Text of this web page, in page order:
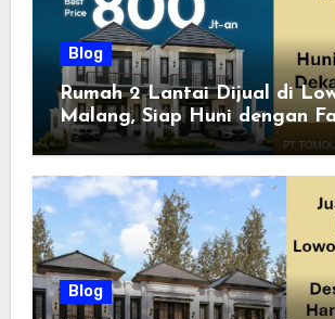
Blog
Rumah 2 Lantai Dijual di
Malang, Siap Huni dengan
Premium | Graha Agung by
Blog